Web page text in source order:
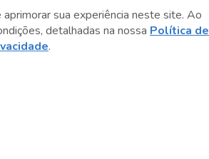
Política de Privacidade
Política de Cookies
sua experiência neste site. Ao
detalhadas na nossa Política de
.